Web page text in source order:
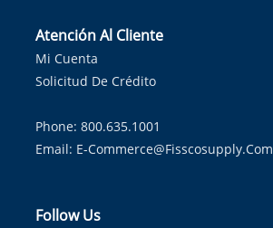
Atención Al Cliente
Mi Cuenta
Solicitud De Crédito
Phone: 800.635.1001
Email: E-Commerce@fisscosupply.com
Follow Us